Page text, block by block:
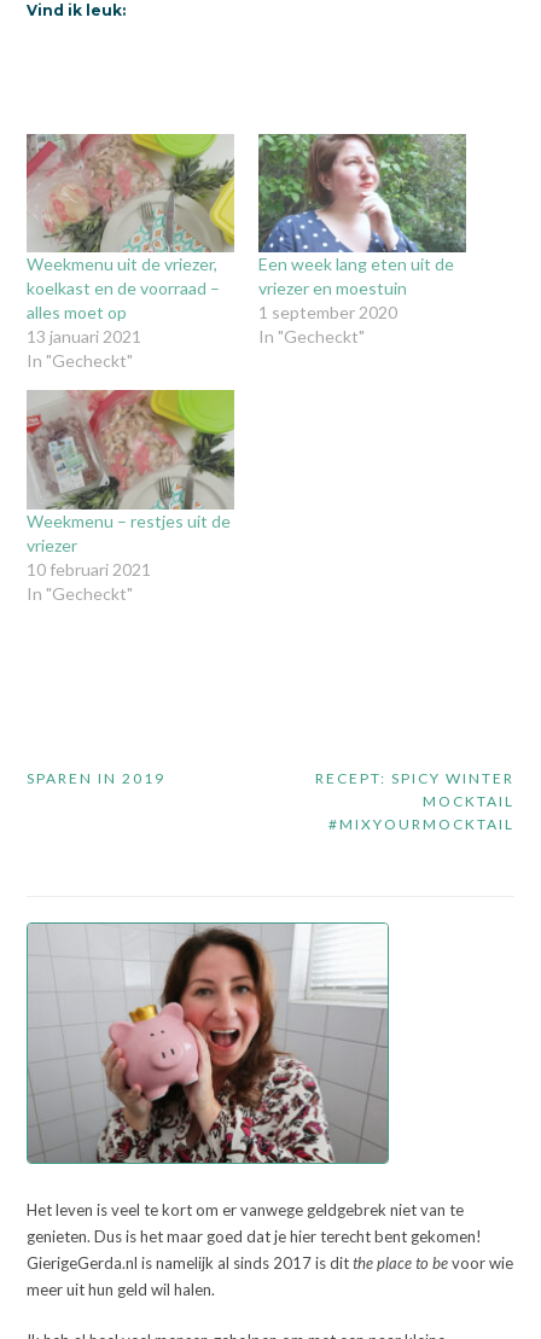
Vind ik leuk:
Weekmenu uit de vriezer,
koelkast en de voorraad –
alles moet op
13 januari 2021
In "Gecheckt"
Een week lang eten uit de
vriezer en moestuin
1 september 2020
In "Gecheckt"
Weekmenu – restjes uit de
vriezer
10 februari 2021
In "Gecheckt"
navigatie
RECEPT: SPICY WINTER
MOCKTAIL
#MIXYOURMOCKTAIL
SPAREN IN 2019
Het leven is veel te kort om er vanwege geldgebrek niet van te
genieten. Dus is het maar goed dat je hier terecht bent gekomen!
GierigeGerda.nl is namelijk al sinds 2017 is ditthe place to bevoor wie
meer uit hun geld wil halen.